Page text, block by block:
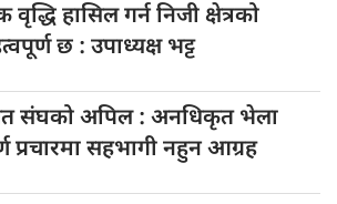
वृद्धि हासिल गर्न निजी क्षेत्रको
छ : उपाध्यक्ष भट्ट
संघको अपिल : अनधिकृत भेला
प्रचारमा सहभागी नहुन आग्रह